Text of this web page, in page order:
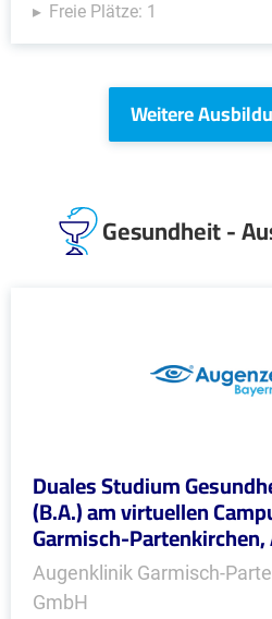
Freie Plätze: 1
Weitere
Gesundheit -
Duales Studium
(B.A.) am virtuellen
Garmisch-Partenkirchen,
Augenklinik Garmisch-
GmbH